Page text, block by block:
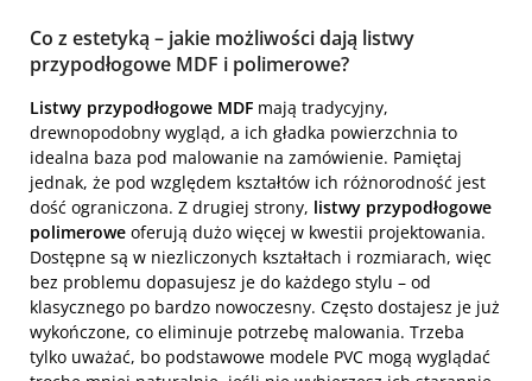
Co z estetyką – jakie możliwości dają listwy
przypodłogowe MDF i polimerowe?
Listwy przypodłogowe MDF mają tradycyjny,
drewnopodobny wygląd, a ich gładka powierzchnia to
idealna baza pod malowanie na zamówienie. Pamiętaj
jednak, że pod względem kształtów ich różnorodność jest
dość ograniczona. Z drugiej strony, listwy przypodłogowe
polimerowe oferują dużo więcej w kwestii projektowania.
Dostępne są w niezliczonych kształtach i rozmiarach, więc
bez problemu dopasujesz je do każdego stylu – od
klasycznego po bardzo nowoczesny. Często dostajesz je już
wykończone, co eliminuje potrzebę malowania. Trzeba
tylko uważać, bo podstawowe modele PVC mogą wyglądać